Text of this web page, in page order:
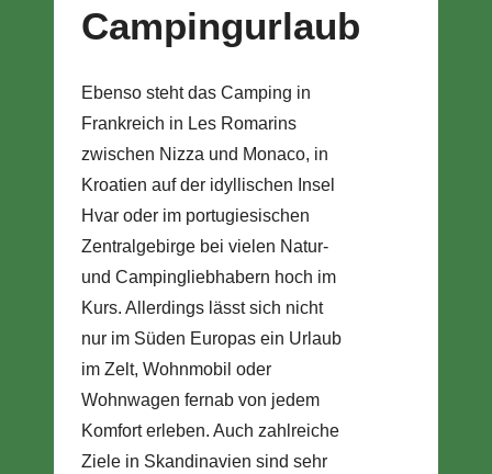
Campingurlaub
Ebenso steht das Camping in
Frankreich in Les Romarins
zwischen Nizza und Monaco, in
Kroatien auf der idyllischen Insel
Hvar oder im portugiesischen
Zentralgebirge bei vielen Natur-
und Campingliebhabern hoch im
Kurs. Allerdings lässt sich nicht
nur im Süden Europas ein Urlaub
im Zelt, Wohnmobil oder
Wohnwagen fernab von jedem
Komfort erleben. Auch zahlreiche
Ziele in Skandinavien sind sehr